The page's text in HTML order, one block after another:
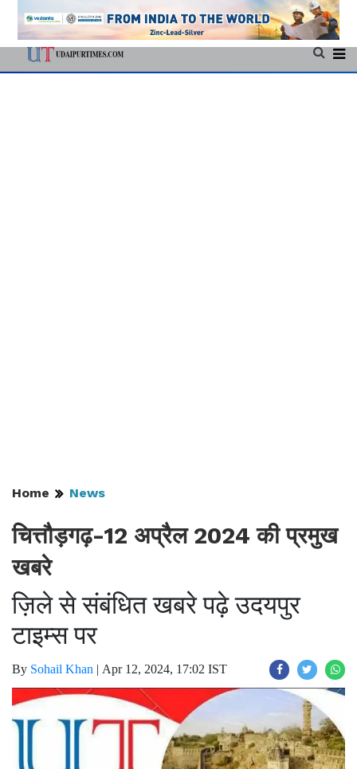
Home News
चित्तौड़गढ़-12 अप्रैल 2024 की प्रमुख
खबरे
ज़िले से संबंधित खबरे पढ़े उदयपुर
टाइम्स पर
By Sohail Khan | Apr 12, 2024, 17:02 IST